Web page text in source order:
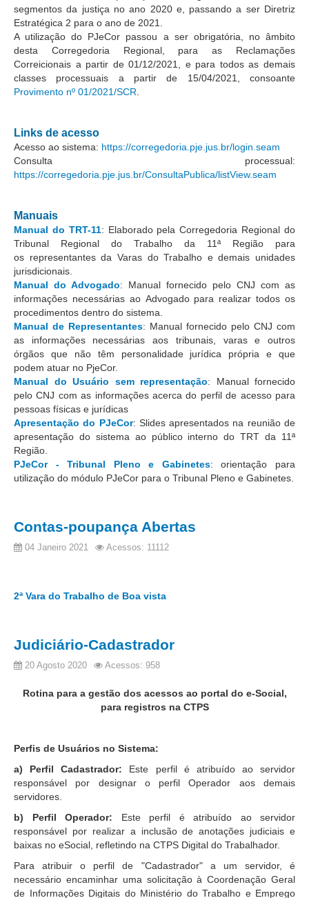
Calendário das Correições
Calendário de Suspensão
Calendário da Justiça Itinerante
Certidões
Concursos
Diários Eletrônicos
e-Doc
Espaço do Servidor
Leilão Público
Mapa do site
META 9 do CNJ
Pauta Digital
PJE
Plantão Judiciário
Cadastrar Processos
Listar Processos
Portal Conciliação
Inscrição para mediação e conciliação – Cejusc 1º e 2º
grau
Perguntas Frequentes
Portal Proad
Programa Aprendizagem
Suspensão e Prorrogação de Prazos
Busca Geral
Acessibilidade
Editais de Credenciamento
Pontos de Inclusão Digital
Monitoramento do Serviços de TIC
Conexão Inclusiva
Informe de Rendimentos - 2026
segmentos da justiça no ano 2020 e, passando a ser Diretriz
Estratégica 2 para o ano de 2021.
A utilização do PJeCor passou a ser obrigatória, no âmbito
desta Corregedoria Regional, para as Reclamações
Correicionais a partir de 01/12/2021, e para todos as demais
classes processuais a partir de 15/04/2021, consoante
Provimento nº 01/2021/SCR
Links de acesso
Acesso ao sistema: https://corregedoria.pje.jus.br/login.seam
Consulta processual:
https://corregedoria.pje.jus.br/ConsultaPublica/listView.seam
Manuais
Manual do TRT-11: Elaborado pela Corregedoria Regional do
Tribunal Regional do Trabalho da 11ª Região para
os representantes da Varas do Trabalho e demais unidades
jurisdicionais.
Manual do Advogado: Manual fornecido pelo CNJ com as
informações necessárias ao Advogado para realizar todos os
procedimentos dentro do sistema.
Manual de Representantes: Manual fornecido pelo CNJ com
as informações necessárias aos tribunais, varas e outros
órgãos que não têm personalidade jurídica própria e que
podem atuar no PjeCor.
Manual do Usuário sem representação: Manual fornecido
pelo CNJ com as informações acerca do perfil de acesso para
pessoas físicas e jurídicas
Apresentação do PJeCor: Slides apresentados na reunião de
apresentação do sistema ao público interno do TRT da 11ª
Região.
PJeCor - Tribunal Pleno e Gabinetes: orientação para
utilização do módulo PJeCor para o Tribunal Pleno e Gabinetes.
Contas-poupança Abertas
04 Janeiro 2021 Acessos: 11112
2ª Vara do Trabalho de Boa vista
Judiciário-Cadastrador
20 Agosto 2020 Acessos: 958
Rotina para a gestão dos acessos ao portal do e-Social,
para registros na CTPS
Perfis de Usuários no Sistema:
a) Perfil Cadastrador: Este perfil é atribuído ao servidor
responsável por designar o perfil Operador aos demais
servidores.
b) Perfil Operador: Este perfil é atribuído ao servidor
responsável por realizar a inclusão de anotações judiciais e
baixas no eSocial, refletindo na CTPS Digital do Trabalhador.
Para atribuir o perfil de "Cadastrador" a um servidor, é
necessário encaminhar uma solicitação à Coordenação Geral
de Informações Digitais do Ministério do Trabalho e Emprego